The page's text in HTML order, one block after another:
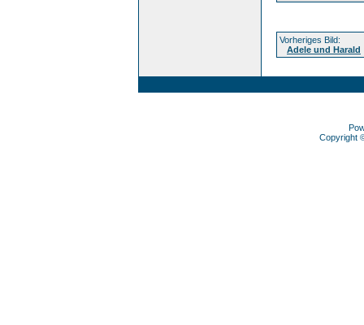
Vorheriges Bild:
Adele und Harald
Copyright